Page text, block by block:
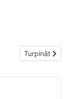
Nākamais
Turpināt